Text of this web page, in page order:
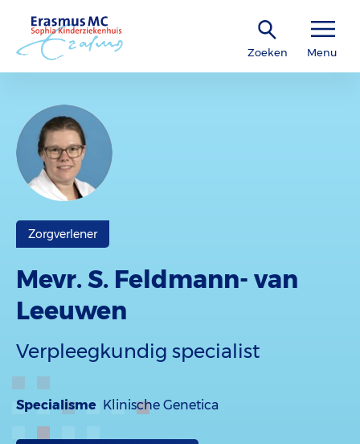
Zoeken Menu
Zorgverlener
Mevr. S. Feldmann- van
Leeuwen
Verpleegkundig specialist
Specialisme Klinische Genetica